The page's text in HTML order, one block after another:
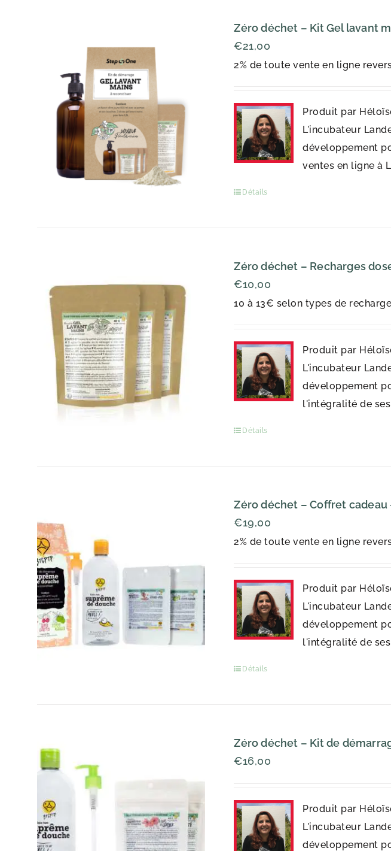
Zéro déchet – Kit Gel lavant
2% de toute vente en ligne
€21,00
Produit par
L'incubateur
développement
ventes en ligne à
Détails
Zéro déchet – Recharges
10 à 13€ selon types de
€10,00
Produit par
L'incubateur
développement
l'intégralité de
Détails
Zéro déchet – Coffret
2% de toute vente en ligne
€19,00
Produit par
L'incubateur
développement
l'intégralité de
Détails
Zéro déchet – Kit de
€16,00
Produit par
L'incubateur
développement